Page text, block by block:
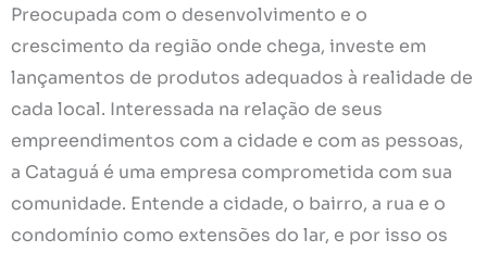
Preocupada com o desenvolvimento e o
crescimento da região onde chega, investe em
lançamentos de produtos adequados à realidade de
cada local. Interessada na relação de seus
empreendimentos com a cidade e com as pessoas,
a Cataguá é uma empresa comprometida com sua
comunidade. Entende a cidade, o bairro, a rua e o
condomínio como extensões do lar, e por isso os